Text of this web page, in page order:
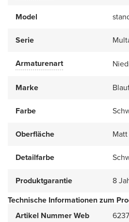
Model
Serie
Armaturenart
Marke
Farbe
Oberfläche Matt
Detailfarbe
Produktgarantie
8
Technische Informationen zum
Artikel Nummer Web